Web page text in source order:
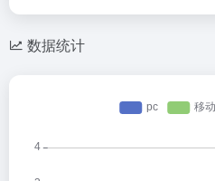
数据统计